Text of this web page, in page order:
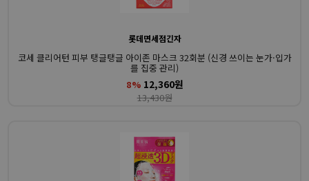
롯데면세점긴자
코세 클리어턴 피부 탱글탱글 아이존 마스크 32회분 (신경 쓰이는 눈가·입가
를 집중 관리)
8% 12,360원
13,430원